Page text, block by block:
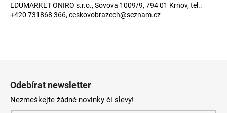
EDUMARKET ONIRO s.r.o., Sovova 1009/9, 794 01 Krnov, tel.:
+420 731868 366, ceskovobrazech@seznam.cz
Odebírat newsletter
Nezmeškejte žádné novinky či slevy!